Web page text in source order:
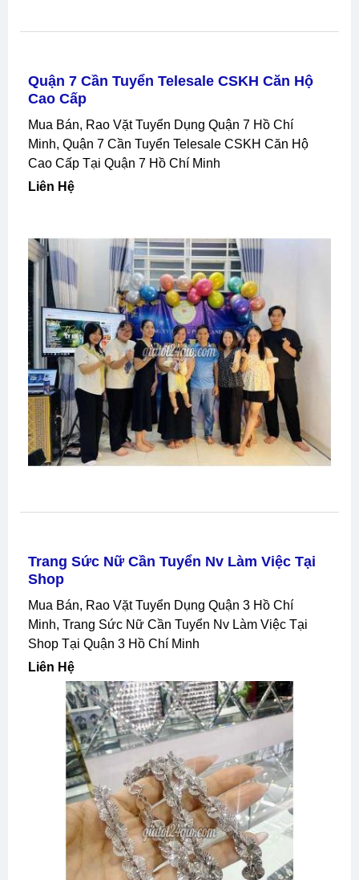
Quận 7 Cần Tuyển Telesale CSKH Căn Hộ
Cao Cấp
Mua Bán, Rao Vặt Tuyển Dụng Quận 7 Hồ Chí
Minh, Quận 7 Cần Tuyển Telesale CSKH Căn Hộ
Cao Cấp Tại Quận 7 Hồ Chí Minh
Liên Hệ
Trang Sức Nữ Cần Tuyển Nv Làm Việc Tại